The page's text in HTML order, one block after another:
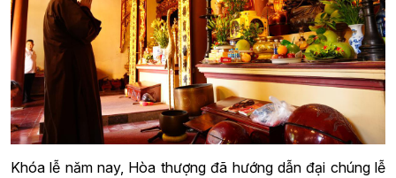
Khóa lễ năm nay, Hòa thượng đã hướng dẫn đại chúng lễ